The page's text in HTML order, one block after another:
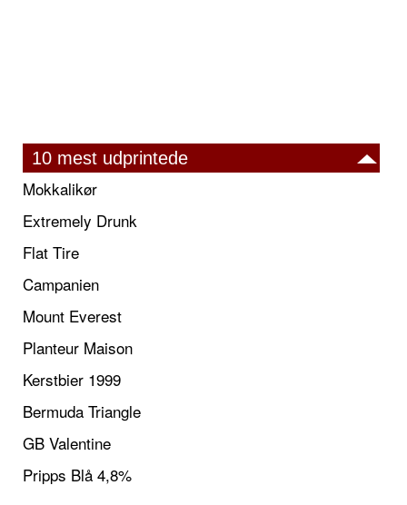
10 mest udprintede
Mokkalikør
Extremely Drunk
Flat Tire
Campanien
Mount Everest
Planteur Maison
Kerstbier 1999
Bermuda Triangle
GB Valentine
Pripps Blå 4,8%